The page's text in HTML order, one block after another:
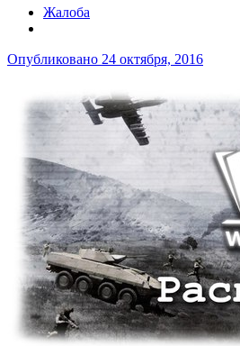
Жалоба
Опубликовано 24 октября, 2016